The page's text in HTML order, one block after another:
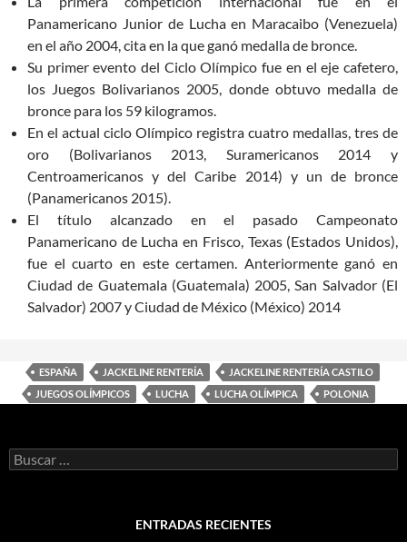
Panamericano Junior de Lucha en Maracaibo (Venezuela)
en el año 2004, cita en la que ganó medalla de bronce.
Su primer evento del Ciclo Olímpico fue en el eje cafetero,
los Juegos Bolivarianos 2005, donde obtuvo medalla de
bronce para los 59 kilogramos.
En el actual ciclo Olímpico registra cuatro medallas, tres de
oro (Bolivarianos 2013, Suramericanos 2014 y
Centroamericanos y del Caribe 2014) y un de bronce
(Panamericanos 2015).
El título alcanzado en el pasado Campeonato
Panamericano de Lucha en Frisco, Texas (Estados Unidos),
fue el cuarto en este certamen. Anteriormente ganó en
Ciudad de Guatemala (Guatemala) 2005, San Salvador (El
Salvador) 2007 y Ciudad de México (México) 2014
ESPAÑA JACKELINE RENTERÍA
JACKELINE RENTERÍA CASTILO
JUEGOS OLÍMPICOS
LUCHA LUCHA OLÍMPICA POLONIA
Buscar:
ENTRADAS RECIENTES